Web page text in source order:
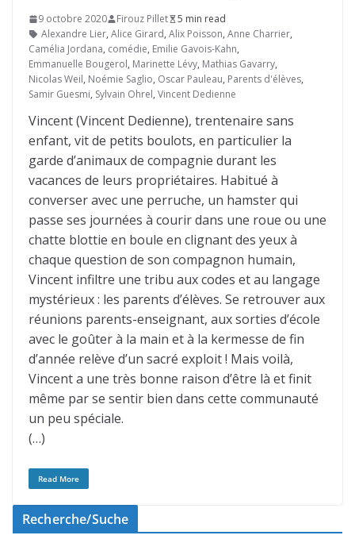
9 octobre 2020 Firouz Pillet
5 min read
Alexandre Lier, Alice Girard, Alix Poisson, Anne Charrier,
Camélia Jordana, comédie, Emilie Gavois-Kahn,
Emmanuelle Bougerol, Marinette Lévy, Mathias Gavarry,
Nicolas Weil, Noémie Saglio, Oscar Pauleau, Parents d'élèves,
Samir Guesmi, Sylvain Ohrel, Vincent Dedienne
Vincent (Vincent Dedienne), trentenaire sans
enfant, vit de petits boulots, en particulier la
garde d’animaux de compagnie durant les
vacances de leurs propriétaires. Habitué à
converser avec une perruche, un hamster qui
passe ses journées à courir dans une roue ou une
chatte blottie en boule en clignant des yeux à
chaque question de son compagnon humain,
Vincent infiltre une tribu aux codes et au langage
mystérieux : les parents d’élèves. Se retrouver aux
réunions parents-enseignant, aux sorties d’école
avec le goûter à la main et à la kermesse de fin
d’année relève d’un sacré exploit ! Mais voilà,
Vincent a une très bonne raison d’être là et finit
même par se sentir bien dans cette communauté
un peu spéciale.
(…)
Read More
Recherche/Suche